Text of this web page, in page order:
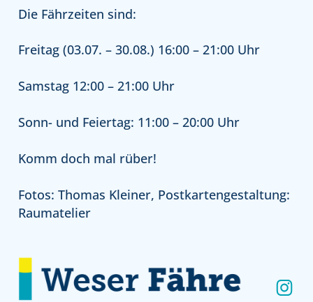
Die Fährzeiten sind:
Freitag (03.07. – 30.08.) 16:00 – 21:00 Uhr
Samstag 12:00 – 21:00 Uhr
Sonn- und Feiertag: 11:00 – 20:00 Uhr
Komm doch mal rüber!
Fotos: Thomas Kleiner, Postkartengestaltung:
Raumatelier